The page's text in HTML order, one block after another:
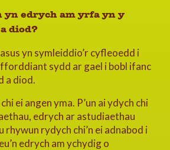
yn edrych am yrfa yn y
diod?
yn symleiddio’r cyfleoedd i
sydd ar gael i bobl ifanc
a diod.
ei angen yma. P’un ai ydych chi
edrych ar astudiaethau
rhywun rydych chi’n ei adnabod i
edrych am ychydig o